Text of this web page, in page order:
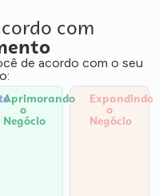
com
de acordo com o seu
Aprimorando
o
Negócio
Expandindo
o
Negócio